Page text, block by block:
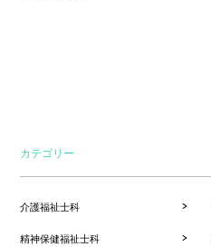
カテゴリー
介護福祉士科
精神保健福祉士科